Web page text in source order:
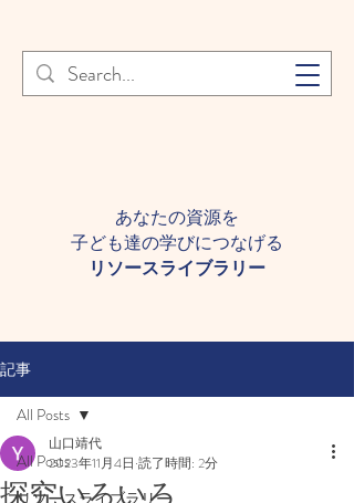
登録者様へ 個人情報の取り扱
いについて Learn More
あなたの資源を
子ども達の学びにつなげる​
​リソースライブラリー
記事
All Posts
リソースライブラリー
All Posts
探究いろいろ
山口靖代
2023年11月4日 読了時間: 2分